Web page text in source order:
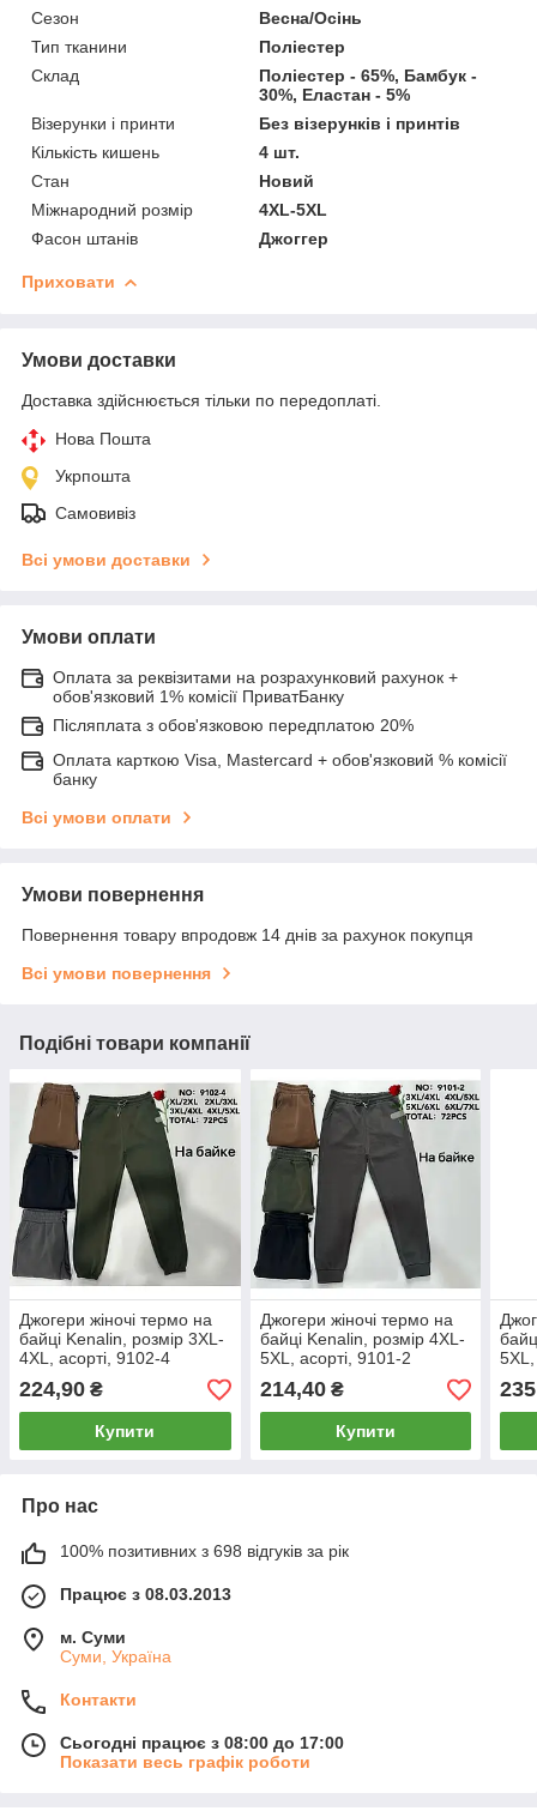
Сезон
Весна/Осінь
Тип тканини
Поліестер
Склад
Поліестер - 65%, Бамбук -
30%, Еластан - 5%
Візерунки і принти
Без візерунків і принтів
Кількість кишень
4 шт.
Стан
Новий
Міжнародний розмір
4XL-5XL
Фасон штанів
Джоггер
Приховати
Умови доставки
Доставка здійснюється тільки по передоплаті.
Нова Пошта
Укрпошта
Самовивіз
Всі умови доставки
Умови оплати
Оплата за реквізитами на розрахунковий рахунок +
обов'язковий 1% комісії ПриватБанку
Післяплата з обов'язковою передплатою 20%
Оплата карткою Visa, Mastercard + обов'язковий % комісії
банку
Всі умови оплати
Умови повернення
Повернення товару впродовж 14 днів за рахунок покупця
Всі умови повернення
Подібні товари компанії
Джогери жіночі термо на
байці Kenalin, розмір 3XL-
4XL, асорті, 9102-4
224,90 ₴
Купити
Джогери жіночі термо на
байці Kenalin, розмір 4XL-
5XL, асорті, 9101-2
214,40₴
Купити
5XL,
Про нас
100% позитивних з 698 відгуків за рік
Працює з 08.03.2013
м. Суми
Суми, Україна
Контакти
Сьогодні працює з 08:00 до 17:00
Показати весь графік роботи